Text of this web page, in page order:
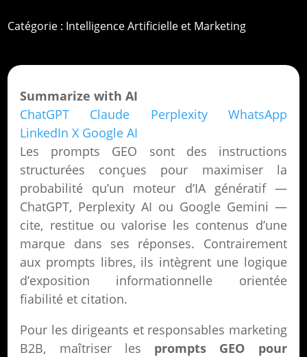
Catégorie : Intelligence Artificielle et Marketing
Summarize with AI
ChatGPT
Claude Perplexity
WhatsApp
LinkedIn X Google AI
Les prompts GEO sont des instructions
structurées conçues pour maximiser la
probabilité qu’un moteur d’IA génératif —
ChatGPT, Perplexity AI ou Google Gemini —
cite, restitue ou valorise les contenus d’une
marque dans ses réponses. Contrairement
aux prompts libres, ils intègrent une logique
d’exposition informationnelle orientée
fiabilité et citation.
Pour les dirigeants et responsables marketing
B2B, maîtriser les prompts GEO pour